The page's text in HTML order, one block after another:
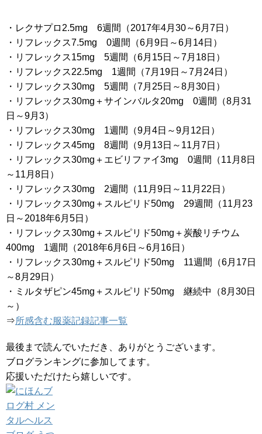
・レクサプロ2.5mg 6週間（2017年4月30～6月7日）
・リフレックス7.5mg 0週間（6月9日～6月14日）
・リフレックス15mg 5週間（6月15日～7月18日）
・リフレックス22.5mg 1週間（7月19日～7月24日）
・リフレックス30mg 5週間（7月25日～8月30日）
・リフレックス30mg＋サインバルタ20mg 0週間（8月31
日～9月3）
・リフレックス30mg 1週間（9月4日～9月12日）
・リフレックス45mg 8週間（9月13日～11月7日）
・リフレックス30mg＋エビリファイ3mg 0週間（11月8日
～11月8日）
・リフレックス30mg 2週間（11月9日～11月22日）
・リフレックス30mg＋スルピリド50mg 29週間（11月23
日～2018年6月5日）
・リフレックス30mg＋スルピリド50mg＋炭酸リチウム
400mg 1週間（2018年6月6日～6月16日）
・リフレックス30mg＋スルピリド50mg 11週間（6月17日
～8月29日）
・ミルタザピン45mg＋スルピリド50mg 継続中（8月30日
～）
⇒所感含む服薬記録記事一覧
最後まで読んでいただき、ありがとうございます。
ブログランキングに参加してます。
応援いただけたら嬉しいです。